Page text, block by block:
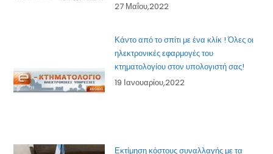
27 Μαΐου,2022
Κάντο από το σπίτι με ένα κλίκ ! Όλες οι
ηλεκτρονικές εφαρμογές του
κτηματολογίου στον υπολογιστή σας!
19 Ιανουαρίου,2022
Εκτίμηση κόστους συναλλαγής με τα